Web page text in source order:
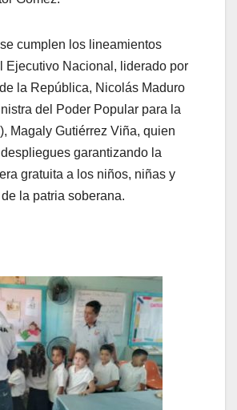
cumplen los lineamientos
Ejecutivo Nacional, liderado por
la República, Nicolás Maduro
del Poder Popular para la
Magaly Gutiérrez Viña, quien
garantizando la
gratuita a los niños, niñas y
la patria soberana.